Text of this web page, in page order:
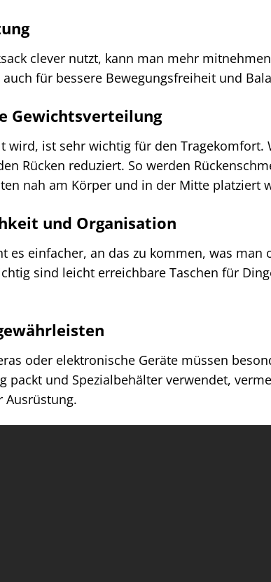
clever nutzt, kann man mehr
für bessere Bewegungsfreiheit und
Gewichtsverteilung
wird, ist sehr wichtig für den Tragekomfort.
Rücken reduziert. So werden
nah am Körper und in der Mitte platziert
und Organisation
es einfacher, an das zu kommen, was
sind leicht erreichbare Taschen für
oder elektronische Geräte müssen
packt und Spezialbehälter verwendet,
Ausrüstung.